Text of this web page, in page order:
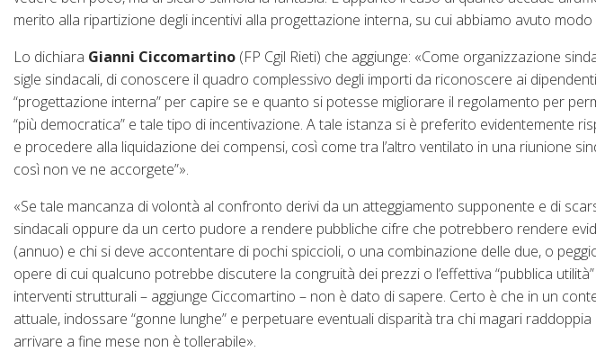
merito alla ripartizione degli incentivi alla progettazione interna, su cui abbiamo avuto
Lo dichiara Gianni Ciccomartino (FP Cgil Rieti) che aggiunge: «Come organizzazione
sigle sindacali, di conoscere il quadro complessivo degli importi da riconoscere ai
“progettazione interna” per capire se e quanto si potesse migliorare il regolamento per
“più democratica” e tale tipo di incentivazione. A tale istanza si è preferito evidentemente
e procedere alla liquidazione dei compensi, così come tra l’altro ventilato in una riunione
così non ve ne accorgete”».
«Se tale mancanza di volontà al confronto derivi da un atteggiamento supponente e di
sindacali oppure da un certo pudore a rendere pubbliche cifre che potrebbero rendere
(annuo) e chi si deve accontentare di pochi spiccioli, o una combinazione delle due, o
opere di cui qualcuno potrebbe discutere la congruità dei prezzi o l’effettiva “pubblica
interventi strutturali – aggiunge Ciccomartino – non è dato di sapere. Certo è che in un
attuale, indossare “gonne lunghe” e perpetuare eventuali disparità tra chi magari
arrivare a fine mese non è tollerabile».